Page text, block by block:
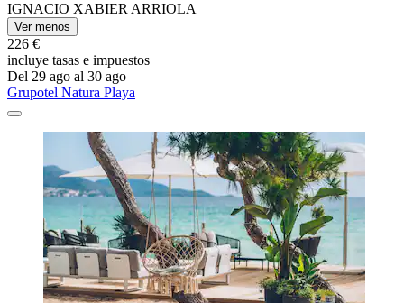
IGNACIO XABIER ARRIOLA
Ver menos
226 €
incluye tasas e impuestos
Del 29 ago al 30 ago
Grupotel Natura Playa